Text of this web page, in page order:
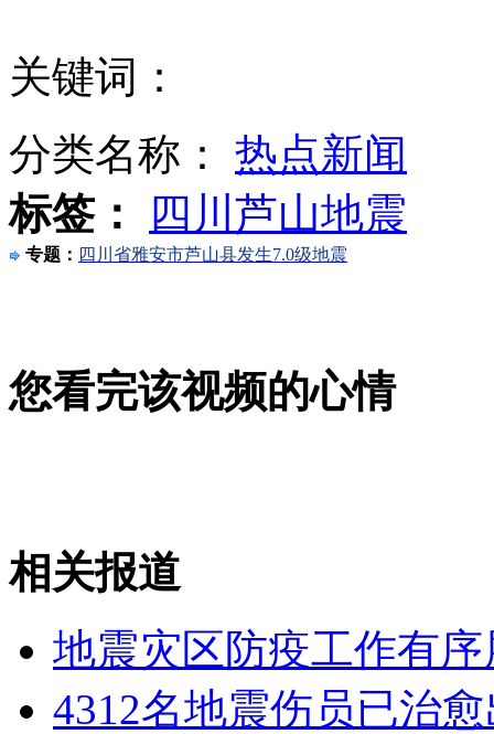
4312名地震伤员已治愈出院
日国会议员参拜靖国神社 中方已提出严正交涉
实录：公安部通报72小时黄金救援完成情况
山西运城恶犬咬伤多人 警民合力深夜将其击毙
女孩北京地铁殴打老人 痛下狠手拳打脚踢
关键词：
分类名称： 热点新闻
标签：
四川芦山地震
专题： 四川省雅安市芦山县发生7.0级地震
您看完该视频的心情
相关报道
地震灾区防疫工作有序
4312名地震伤员已治